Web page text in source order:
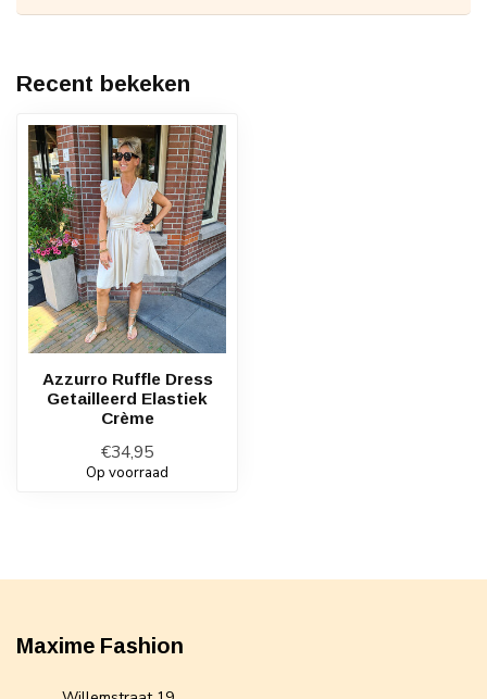
Recent bekeken
Azzurro Ruffle Dress
Getailleerd Elastiek
Crème
€34,95
Op voorraad
Maxime Fashion